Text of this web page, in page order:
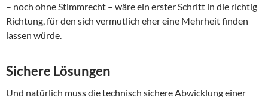
– noch ohne Stimmrecht – wäre ein erster Schritt in die richtig
Richtung, für den sich vermutlich eher eine Mehrheit finden
lassen würde.
Sichere Lösungen
Und natürlich muss die technisch sichere Abwicklung einer